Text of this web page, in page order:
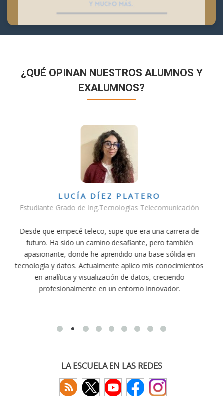
¿QUÉ OPINAN NUESTROS ALUMNOS Y
EXALUMNOS?
de
en
VÍCTOR SÁNCHEZ VALENCIA
Estudiante Doble Grado Teleco-ADE
Estudiar teleco me ha permitido comprender
conectividad afecta nuestra vida diaria. Aunque la
exige esfuerzo, he dedicado parte de mi tiempo a
actividades como el salvamento y socorrismo.
convencido de que elegir teleco ha sido una de las
decisiones que he tomado.
LA ESCUELA EN LAS REDES